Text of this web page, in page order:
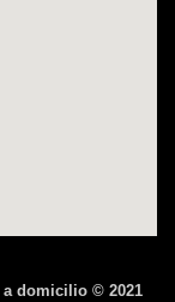
a domicilio © 2021